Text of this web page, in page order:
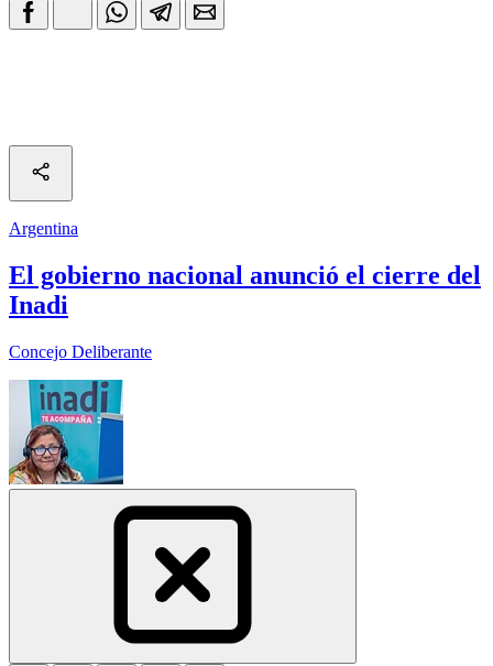
Argentina
El gobierno nacional anunció el cierre del
Inadi
Concejo Deliberante